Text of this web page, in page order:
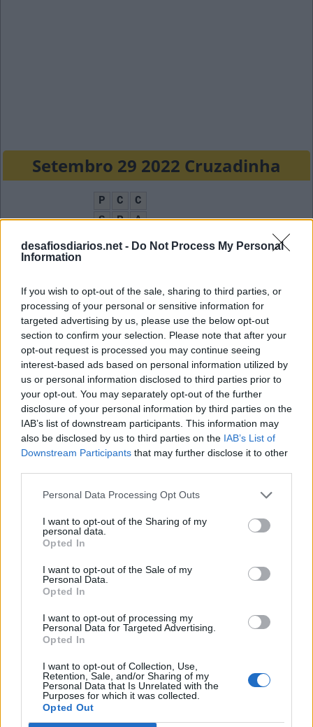
desafiosdiarios.net - Do Not Process My Personal
Information
If you wish to opt-out of the sale, sharing to third parties, or
processing of your personal or sensitive information for
targeted advertising by us, please use the below opt-out
section to confirm your selection. Please note that after your
opt-out request is processed you may continue seeing
interest-based ads based on personal information utilized by
us or personal information disclosed to third parties prior to
your opt-out. You may separately opt-out of the further
disclosure of your personal information by third parties on the
IAB’s list of downstream participants. This information may
also be disclosed by us to third parties on the IAB’s List of
Downstream Participants that may further disclose it to other
Personal Data Processing Opt Outs
I want to opt-out of the Sharing of my
personal data.
Opted In
I want to opt-out of the Sale of my
Personal Data.
Opted In
I want to opt-out of processing my
Personal Data for Targeted Advertising.
Opted In
I want to opt-out of Collection, Use,
Retention, Sale, and/or Sharing of my
Personal Data that Is Unrelated with the
Purposes for which it was collected.
Opted Out
Setembro 29 2022 Cruzadinha
P C
C
S
R
A
E
R R A
S
A M B
A
E
N
D
S
A L
Pronto-Socorro :
P
S
Abreviatura de senhora :
S
R
A
Iniciais do líder espiritual do budismo tibetano:
Partido que governa a China desde 1949
C
C
Não acertar a questão de uma prova
R R A
R
O U R
O
O José mineiro que ganhou um Jabuti em 1974